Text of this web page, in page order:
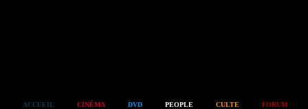
ACCUEIL CINÉMA DVD PEOPLE CULTE FORUM